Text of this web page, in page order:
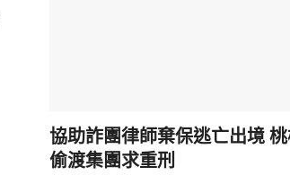
協助詐團律師棄保逃亡出境
偷渡集團求重刑